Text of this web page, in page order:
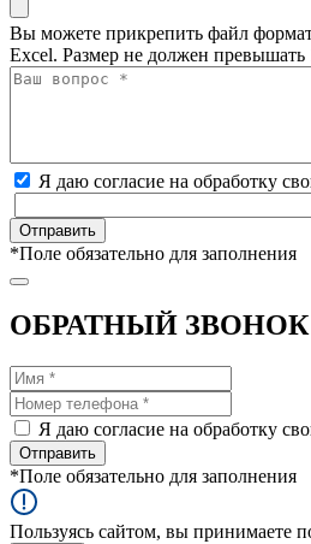
Вы можете прикрепить файл
Excel. Размер не должен
Я даю согласие на обработку
*Поле обязательно для заполнения
ОБРАТНЫЙ ЗВОНОК
Я даю согласие на обработку
*Поле обязательно для заполнения
Пользуясь сайтом, вы принимаете